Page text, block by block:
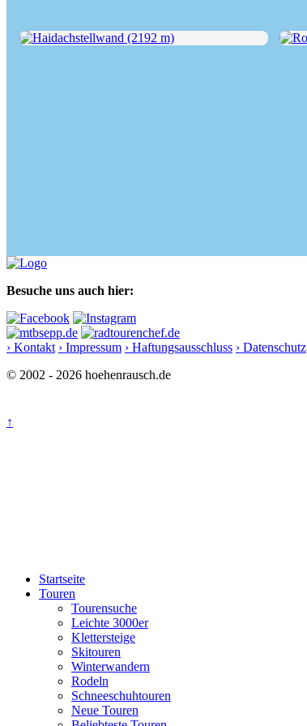
Besuche uns auch hier:
› Kontakt › Impressum › Haftungsausschluss › Datenschutz
© 2002 - 2026 hoehenrausch.de
↑
Startseite
Touren
Tourensuche
Leichte 3000er
Klettersteige
Skitouren
Winterwandern
Rodeln
Schneeschuhtouren
Neue Touren